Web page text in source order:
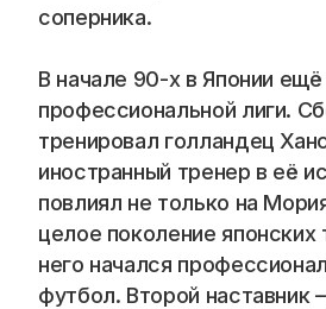
RESOURCES
Careers
About
соперника.
В начале 90-х в Японии
профессиональной лиги.
тренировал голландец
иностранный тренер в её
повлиял не только на
целое поколение японских
него начался
футбол. Второй наставник